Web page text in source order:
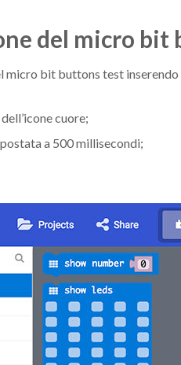
del micro bit
micro bit buttons test inserendo
cuore;
a 500 millisecondi;